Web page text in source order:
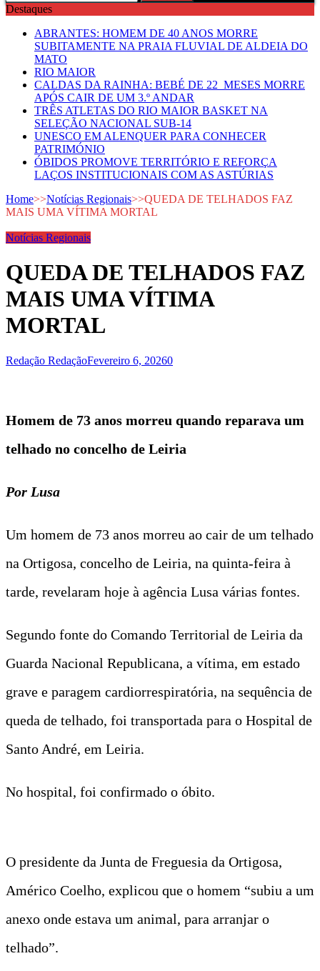
por:
Destaques
ABRANTES: HOMEM DE 40 ANOS MORRE
SUBITAMENTE NA PRAIA FLUVIAL DE ALDEIA DO
MATO
RIO MAIOR
CALDAS DA RAINHA: BEBÉ DE 22 MESES MORRE
APÓS CAIR DE UM 3.º ANDAR
TRÊS ATLETAS DO RIO MAIOR BASKET NA
SELEÇÃO NACIONAL SUB-14
UNESCO EM ALENQUER PARA CONHECER
PATRIMÓNIO
ÓBIDOS PROMOVE TERRITÓRIO E REFORÇA
LAÇOS INSTITUCIONAIS COM AS ASTÚRIAS
Home>>Notícias Regionais>>QUEDA DE TELHADOS FAZ
MAIS UMA VÍTIMA MORTAL
Notícias Regionais
QUEDA DE TELHADOS FAZ
MAIS UMA VÍTIMA
MORTAL
Redação RedaçãoFevereiro 6, 20260
Homem de 73 anos morreu quando reparava um
telhado no concelho de Leiria
Por Lusa
Um homem de 73 anos morreu ao cair de um telhado
na Ortigosa, concelho de Leiria, na quinta-feira à
tarde, revelaram hoje à agência Lusa várias fontes.
Segundo fonte do Comando Territorial de Leiria da
Guarda Nacional Republicana, a vítima, em estado
grave e paragem cardiorrespiratória, na sequência de
queda de telhado, foi transportada para o Hospital de
Santo André, em Leiria.
No hospital, foi confirmado o óbito.
O presidente da Junta de Freguesia da Ortigosa,
Américo Coelho, explicou que o homem “subiu a um
anexo onde estava um animal, para arranjar o
telhado”.